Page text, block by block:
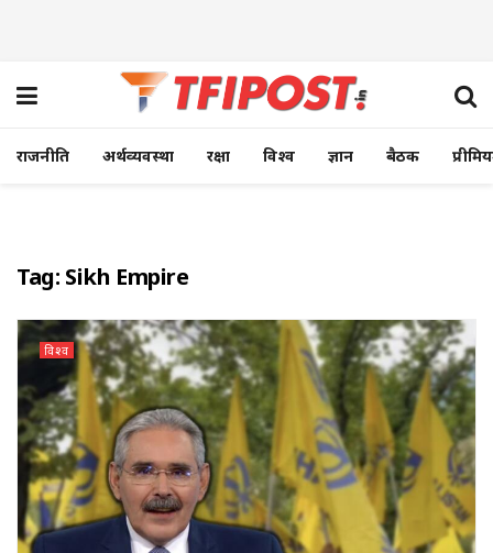
राजनीति अर्थव्यवस्था रक्षा विश्व ज्ञान बैठक
Tag: Sikh Empire
विश्व